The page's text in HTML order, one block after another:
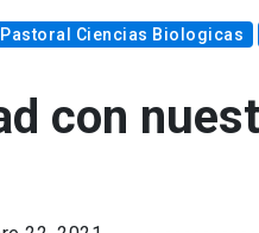
Pastoral Ciencias Biologicas
con